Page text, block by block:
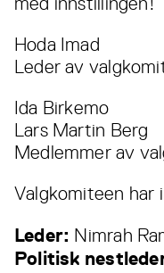
Hoda Imad
Leder av
Ida Birkemo
Lars Martin Berg
Medlemmer av
Valgkomiteen har
Leder: Nimrah
Politisk